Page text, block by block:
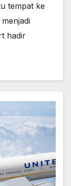
tempat ke
hadir